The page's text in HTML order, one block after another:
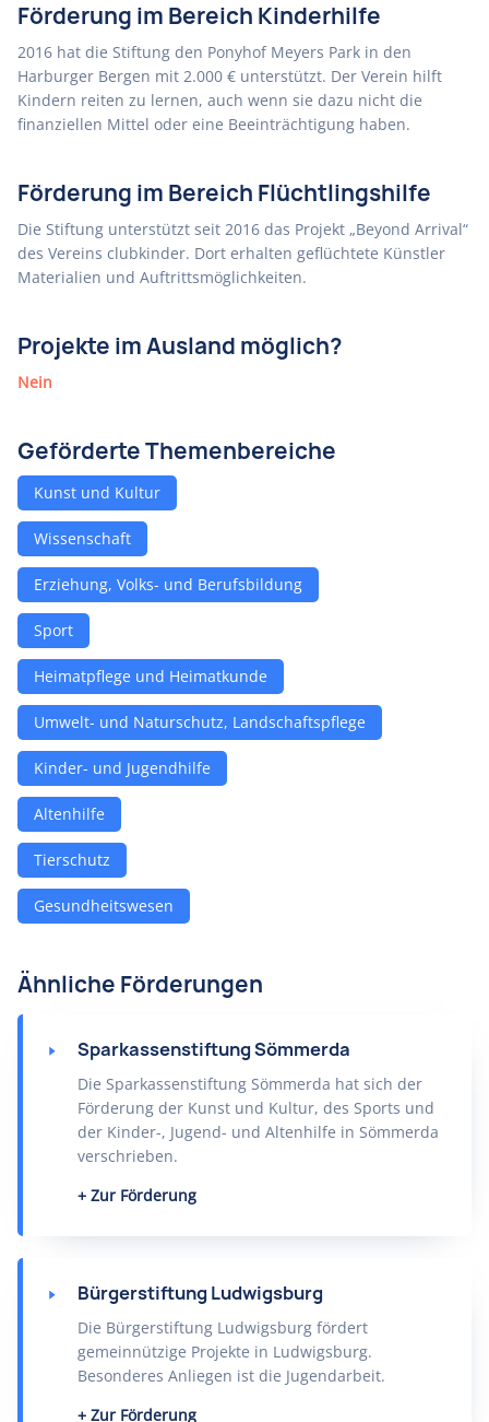
Förderung im Bereich Kinderhilfe
2016 hat die Stiftung den Ponyhof Meyers Park in den
Harburger Bergen mit 2.000 € unterstützt. Der Verein hilft
Kindern reiten zu lernen, auch wenn sie dazu nicht die
finanziellen Mittel oder eine Beeinträchtigung haben.
Förderung im Bereich Flüchtlingshilfe
Die Stiftung unterstützt seit 2016 das Projekt „Beyond Arrival“
des Vereins clubkinder. Dort erhalten geflüchtete Künstler
Materialien und Auftrittsmöglichkeiten.
Projekte im Ausland möglich?
Nein
Geförderte Themenbereiche
Kunst und Kultur
Wissenschaft
Erziehung, Volks- und Berufsbildung
Sport
Heimatpflege und Heimatkunde
Umwelt- und Naturschutz, Landschaftspflege
Kinder- und Jugendhilfe
Altenhilfe
Tierschutz
Gesundheitswesen
Ähnliche Förderungen
Sparkassenstiftung Sömmerda
Die Sparkassenstiftung Sömmerda hat sich der
Förderung der Kunst und Kultur, des Sports und
der Kinder-, Jugend- und Altenhilfe in Sömmerda
verschrieben.
Zur Förderung
Bürgerstiftung Ludwigsburg
Die Bürgerstiftung Ludwigsburg fördert
gemeinnützige Projekte in Ludwigsburg.
Besonderes Anliegen ist die Jugendarbeit.
Zur Förderung